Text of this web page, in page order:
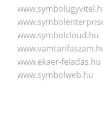
www.symbolcloud.hu
www.ekaer-feladas.hu
www.symbolweb.hu